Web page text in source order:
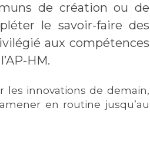
de création ou de
le savoir-faire des
aux compétences
HM.
les innovations de demain,
en routine jusqu’au